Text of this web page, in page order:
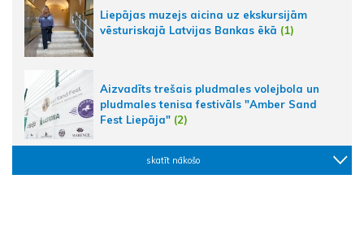
Liepājas muzejs aicina uz ekskursijām
vēsturiskajā Latvijas Bankas ēkā (1)
Aizvadīts trešais pludmales volejbola un
pludmales tenisa festivāls "Amber Sand
Fest Liepāja" (2)
skatīt nākošo